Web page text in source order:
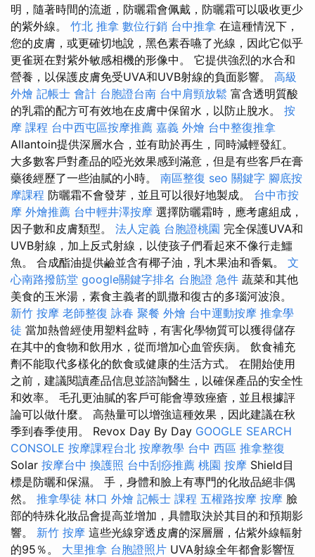
明，隨著時間的流逝，防曬霜會佩戴，防曬霜可以吸收更少
的紫外線。 竹北 推拿 數位行銷 台中推拿 在這種情況下，
您的皮膚，或更確切地說，黑色素吞嚥了光線，因此它似乎
更雀斑在對紫外敏感相機的形像中。 它提供強烈的水合和
營養，以保護皮膚免受UVA和UVB射線的負面影響。 高級
外燴 記帳士 會計 台胞證台南 台中肩頸放鬆 富含透明質酸
的乳霜的配方可有效地在皮膚中保留水，以防止脫水。 按
摩 課程 台中西屯區按摩推薦 嘉義 外燴 台中整復推拿
Allantoin提供深層水合，並有助於再生，同時減輕發紅。
大多數客戶對產品的啞光效果感到滿意，但是有些客戶在膏
藥後經歷了一些油膩的小時。 南區整復 seo 關鍵字 腳底按
摩課程 防曬霜不會發芽，並且可以很好地製成。 台中市按
摩 外燴推薦 台中輕井澤按摩 選擇防曬霜時，應考慮組成，
因子數和皮膚類型。 法人定義 台胞證桃園 完全保護UVA和
UVB射線，加上反式射線，以使孩子們看起來不像行走鱷
魚。 合成酯油提供鹼並含有椰子油，乳木果油和香氣。 文
心南路撥筋堂 google關鍵字排名 台胞證 急件 蔬菜和其他
美食的玉米湯，素食主義者的凱撒和復古的多瑙河波浪。
新竹 按摩 老師整復 詠春 聚餐 外燴 台中運動按摩 推拿學
徒 當加熱曾經使用塑料盆時，有害化學物質可以獲得儲存
在其中的食物和飲用水，從而增加心血管疾病。 飲食補充
劑不能取代多樣化的飲食或健康的生活方式。 在開始使用
之前，建議閱讀產品信息並諮詢醫生，以確保產品的安全性
和效率。 毛孔更油膩的客戶可能會導致痤瘡，並且根據評
論可以做什麼。 高熱量可以增強這種效果，因此建議在秋
季到春季使用。 Revox Day By Day GOOGLE SEARCH
CONSOLE 按摩課程台北 按摩教學 台中 西區 推拿整復
Solar 按摩台中 換護照 台中刮痧推薦 桃園 按摩 Shield目
標是防曬和保濕。 手，身體和臉上有專門的化妝品絕非偶
然。 推拿學徒 林口 外燴 記帳士 課程 五權路按摩 按摩 臉
部的特殊化妝品會提高並增加，具體取決於其目的和預期影
響。 新竹 按摩 這些光線穿透皮膚的深層層，佔紫外線輻射
的95％。 大里推拿 台胞證照片 UVA射線全年都會影響恆